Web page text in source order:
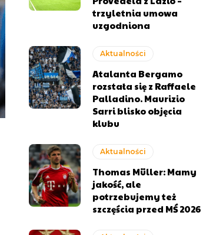
trzyletnia umowa
uzgodniona
Aktualności
Atalanta Bergamo
rozstała się z Raffaele
Palladino. Maurizio
Sarri blisko objęcia
klubu
Aktualności
Thomas Müller: Mamy
jakość, ale
potrzebujemy też
szczęścia przed MŚ 2026